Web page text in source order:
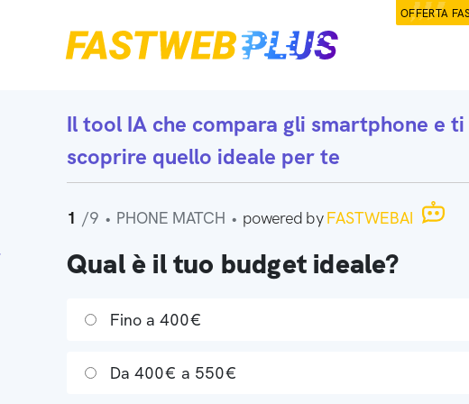
OFFERTA
Il tool IA che compara gli smartphone e
scoprire quello ideale per te
1 /9 • PHONE MATCH • powered byFASTWEBAI
Qual è il tuo budget ideale?
Fino a 400€
Da 400€ a 550€